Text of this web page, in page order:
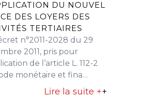
DU NOUVEL
DES LOYERS DES
TERTIAIRES
n°2011-2028 du 29
2011, pris pour
de l’article L. 112-2
monétaire et fina…
Lire la suite ++